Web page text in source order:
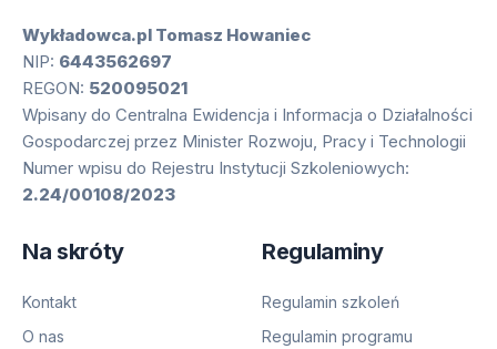
Wykładowca.pl Tomasz Howaniec
NIP: 6443562697
REGON: 520095021
Wpisany do Centralna Ewidencja i Informacja o Działalności
Gospodarczej przez Minister Rozwoju, Pracy i Technologii
Numer wpisu do Rejestru Instytucji Szkoleniowych:
2.24/00108/2023
Na skróty
Kontakt
O nas
Regulaminy
Regulamin szkoleń
Regulamin programu